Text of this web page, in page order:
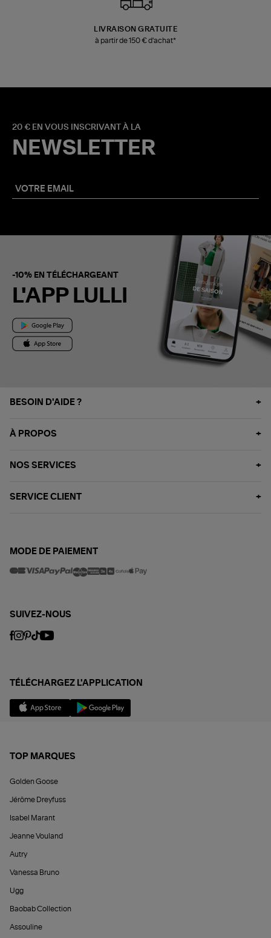
LIVRAISON GRATUITE
à partir de 150 € d'achat*
20 € EN VOUS INSCRIVANT À LA
NEWSLETTER
-10% EN TÉLÉCHARGEANT
L'APP LULLI
BESOIN D'AIDE ?
À PROPOS
NOS SERVICES
SERVICE CLIENT
MODE DE PAIEMENT
SUIVEZ-NOUS
TÉLÉCHARGEZ L'APPLICATION
TOP MARQUES
Golden Goose
Jérôme Dreyfuss
Isabel Marant
Jeanne Vouland
Autry
Vanessa Bruno
Ugg
Baobab Collection
Assouline